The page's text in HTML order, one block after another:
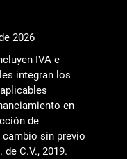
2026
IVA e
integran los
en
de
sin previo
C.V., 2019.